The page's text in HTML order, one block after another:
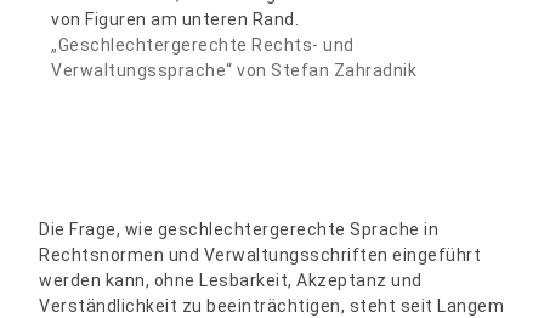
„Geschlechtergerechte Rechts- und
Verwaltungssprache“ von Stefan Zahradnik
Die Frage, wie geschlechtergerechte Sprache in
Rechtsnormen und Verwaltungsschriften eingeführt
werden kann, ohne Lesbarkeit, Akzeptanz und
Verständlichkeit zu beeinträchtigen, steht seit Langem